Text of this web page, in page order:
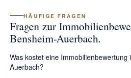
HÄUFIGE FRAGEN
Fragen zur
Bensheim-Auerbach.
Was kostet eine Immobilienbewertung
Auerbach?